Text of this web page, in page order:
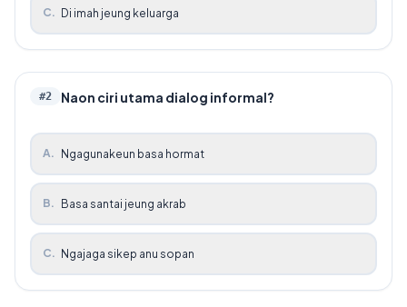
C. Di imah jeung keluarga
#2 Naon ciri utama dialog informal?
A. Ngagunakeun basa hormat
B. Basa santai jeung akrab
C. Ngajaga sikep anu sopan